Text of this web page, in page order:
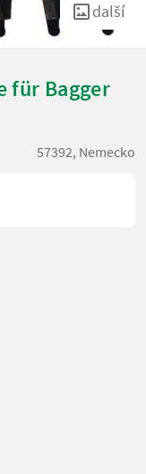
další
für Bagger
57392, Nemecko